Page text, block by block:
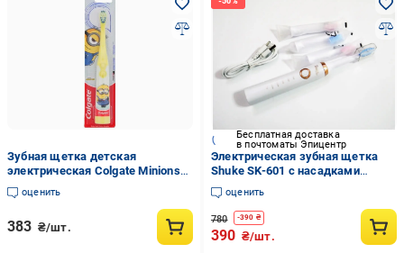
Зубная щетка детская
электрическая Colgate Minions
на батарейках 3+ 1 шт.
оценить
383 ₴/шт.
Бесплатная доставка
в почтоматы Эпицентр
Электрическая зубная щетка
Shuke SK-601 с насадками
(2079277689)
оценить
780 -390 ₴
390 ₴/шт.